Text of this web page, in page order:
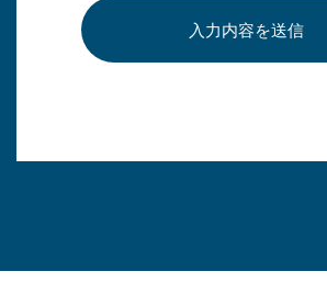
入力内容を送信